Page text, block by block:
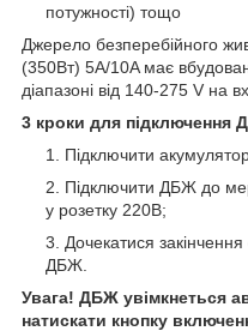
потужності) тощо
Джерело безперебійного
(350Вт) 5A/10A має
діапазоні від 140-275 V на
3 кроки для підключення
Підключити
Підключити ДБЖ до
у розетку 220В;
Дочекатися
ДБЖ.
Увага! ДБЖ увімкнеться
натискати кнопку